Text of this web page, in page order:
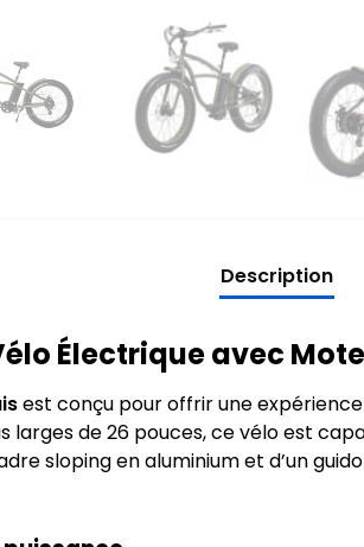
Description
Électrique avec
est conçu pour offrir une
larges de 26 pouces, ce vélo est
sloping en aluminium et d’un